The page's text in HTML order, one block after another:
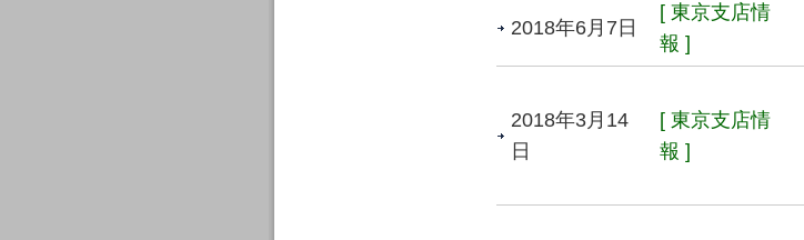
2018年6月7日
[ 東京支店情
報 ]
2018年3月14
日
[ 東京支店情
報 ]